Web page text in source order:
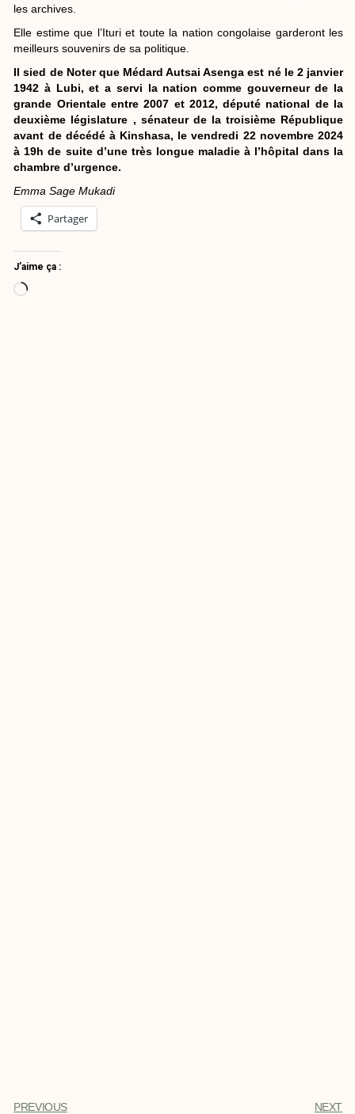
les archives.
Elle estime que l’Ituri et toute la nation congolaise garderont les
meilleurs souvenirs de sa politique.
Il sied de Noter que Médard Autsai Asenga est né le 2 janvier
1942 à Lubi, et a servi la nation comme gouverneur de la
grande Orientale entre 2007 et 2012, député national de la
deuxième législature , sénateur de la troisième République
avant de décédé à Kinshasa, le vendredi 22 novembre 2024
à 19h de suite d’une très longue maladie à l’hôpital dans la
chambre d’urgence.
Emma Sage Mukadi
Partager
J’aime ça :
PREVIOUS NEXT